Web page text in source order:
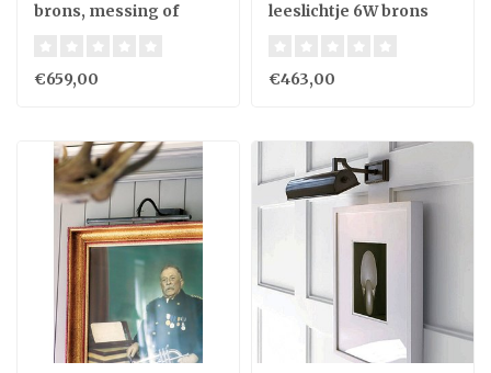
brons, messing of
€659,00
leeslichtje 6W brons
€463,00